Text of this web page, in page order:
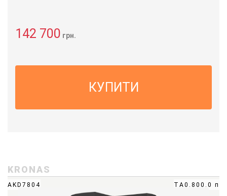
142 700 грн.
КУПИТИ
KRONAS
AKD7804 ТА0.800.0 п